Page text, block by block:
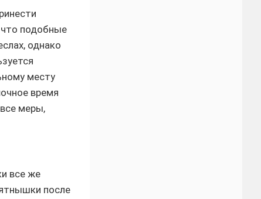
подобные
однако
месту
время
меры,
все же
после